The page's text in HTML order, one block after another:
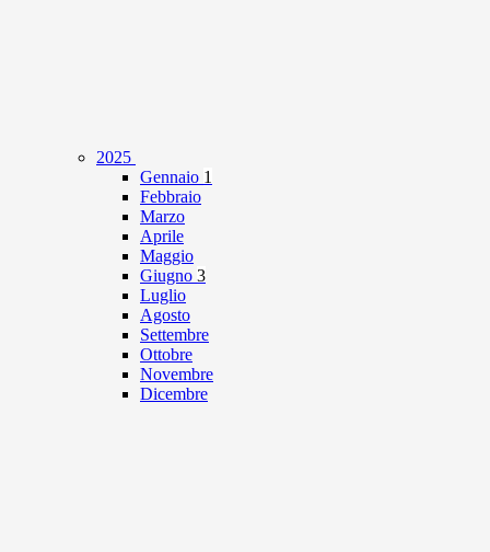
2025
Gennaio 1
Febbraio
Marzo
Aprile
Maggio
Giugno 3
Luglio
Agosto
Settembre
Ottobre
Novembre
Dicembre